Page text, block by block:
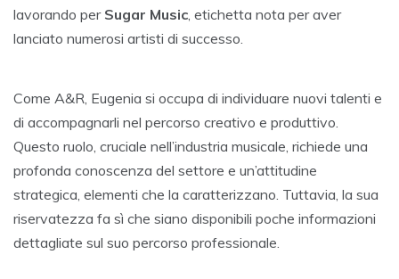
lavorando per Sugar Music , etichetta nota per aver
lanciato numerosi artisti di successo.
Come A&R, Eugenia si occupa di individuare nuovi talenti e
di accompagnarli nel percorso creativo e produttivo.
Questo ruolo, cruciale nell’industria musicale, richiede una
profonda conoscenza del settore e un’attitudine
strategica, elementi che la caratterizzano. Tuttavia, la sua
riservatezza fa sì che siano disponibili poche informazioni
dettagliate sul suo percorso professionale.